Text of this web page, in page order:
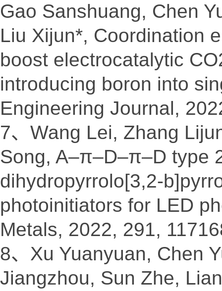
Gao Sanshuang, Chen
Liu Xijun*, Coordination
boost electrocatalytic
introducing boron into
Engineering Journal,
7、Wang Lei, Zhang
Song, A–π–D–π–D type
dihydropyrrolo[3,2-
photoinitiators for LED
Metals, 2022, 291,
8、Xu Yuanyuan, Chen
Jiangzhou, Sun Zhe,